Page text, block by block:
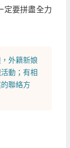
定要拼盡全力
， 外籍新娘
動；有相
聯絡方